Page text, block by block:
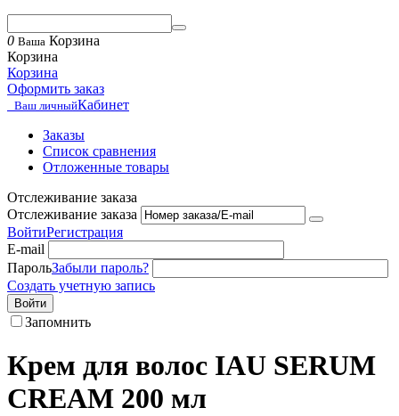
0 Ваша Корзина
Корзина
Корзина
Оформить заказ
Ваш личныйКабинет
Заказы
Список сравнения
Отложенные товары
Отслеживание заказа
Отслеживание заказа
ВойтиРегистрация
E-mail
ПарольЗабыли пароль?
Создать учетную запись
Войти
Запомнить
Крем для волос IAU SERUM
CREAM 200 мл